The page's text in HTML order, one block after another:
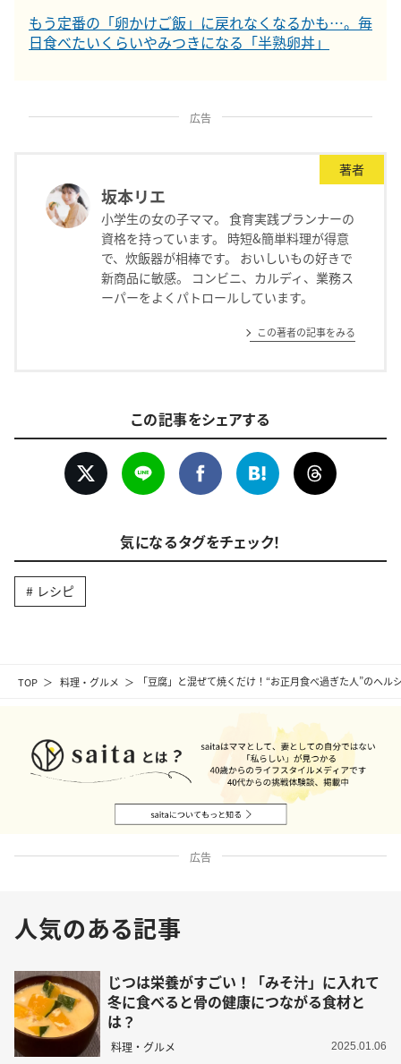
TOP 料理・グルメ 「豆腐」と混ぜて焼くだけ！“お正月食べ過ぎた人”のヘ
もう定番の「卵かけご飯」に戻れなくなるかも…。毎
日食べたいくらいやみつきになる「半熟卵丼」
広告
著者
坂本リエ
小学生の女の子ママ。 食育実践プランナーの
資格を持っています。 時短&簡単料理が得意
で、炊飯器が相棒です。 おいしいもの好きで
新商品に敏感。 コンビニ、カルディ、業務ス
ーパーをよくパトロールしています。
この著者の記事をみる
この記事をシェアする
気になるタグをチェック！
レシピ
広告
人気のある記事
じつは栄養がすごい！「みそ汁」に入れて
冬に食べると骨の健康につながる食材と
は？
料理・グルメ 2025.01.06